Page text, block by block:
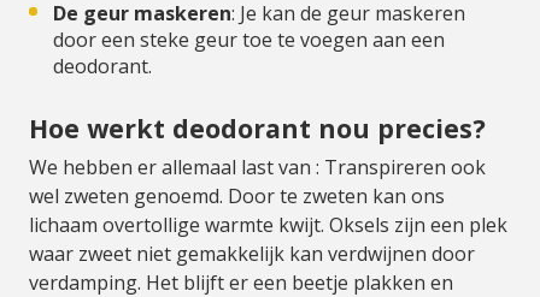
De geur maskeren: Je kan de geur maskeren
door een steke geur toe te voegen aan een
deodorant.
Hoe werkt deodorant nou precies?
We hebben er allemaal last van : Transpireren ook
wel zweten genoemd. Door te zweten kan ons
lichaam overtollige warmte kwijt. Oksels zijn een plek
waar zweet niet gemakkelijk kan verdwijnen door
verdamping. Het blijft er een beetje plakken en